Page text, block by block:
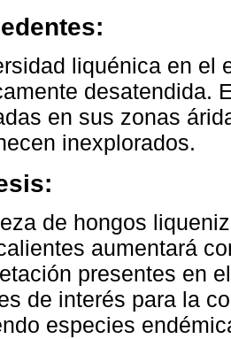
liquénica en el
desatendida.
en sus zonas
inexplorados.
de hongos
aumentará
presentes en
de interés para la
especies